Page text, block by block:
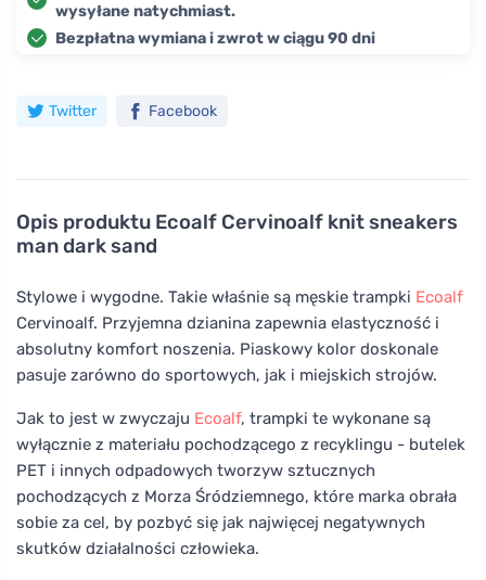
Opis produktu Ecoalf Cervinoalf knit sneakers
man dark sand
Stylowe i wygodne. Takie właśnie są męskie trampki Ecoalf
Cervinoalf. Przyjemna dzianina zapewnia elastyczność i
absolutny komfort noszenia. Piaskowy kolor doskonale
pasuje zarówno do sportowych, jak i miejskich strojów.
Jak to jest w zwyczaju Ecoalf, trampki te wykonane są
wyłącznie z materiału pochodzącego z recyklingu - butelek
PET i innych odpadowych tworzyw sztucznych
pochodzących z Morza Śródziemnego, które marka obrała
sobie za cel, by pozbyć się jak najwięcej negatywnych
skutków działalności człowieka.
wysyłane natychmiast.
Bezpłatna wymiana i zwrot w ciągu 90 dni
Twitter Facebook